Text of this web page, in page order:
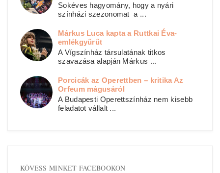
Sokéves hagyomány, hogy a nyári
színházi szezonomat a ...
Márkus Luca kapta a Ruttkai Éva-
emlékgyűrűt
A Vígszínház társulatának titkos
szavazása alapján Márkus ...
Porcicák az Operettben – kritika Az
Orfeum mágusáról
A Budapesti Operettszínház nem kisebb
feladatot vállalt ...
KÖVESS MINKET FACEBOOKON